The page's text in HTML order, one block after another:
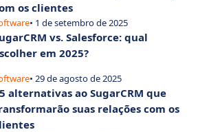
os clientes
• 1 de setembro de 2025
vs. Salesforce: qual
em 2025?
• 29 de agosto de 2025
alternativas ao SugarCRM que
suas relações com os